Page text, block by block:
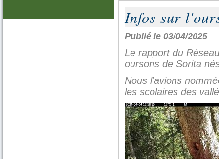
Infos sur
Publié le 03/04/2025
Le rapport du
oursons de Sorita
Nous l'avions
les scolaires des